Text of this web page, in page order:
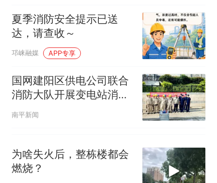
夏季消防安全提示已送
达，请查收～
邛崃融媒 APP专享
国网建阳区供电公司联合
消防大队开展变电站消防
演练 筑牢安全防线
南平新闻
为啥失火后，整栋楼都会
燃烧？